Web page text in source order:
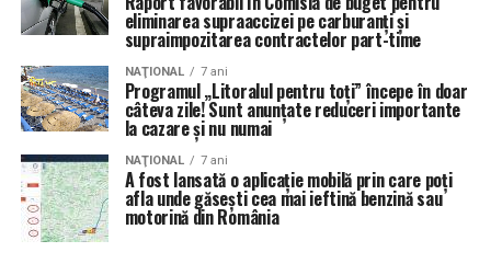
eliminarea supraaccizei pe carburanţi şi
supraimpozitarea contractelor part-time
NAŢIONAL 7 ani
Programul „Litoralul pentru toţi” începe în doar
câteva zile! Sunt anunțate reduceri importante
la cazare și nu numai
NAŢIONAL 7 ani
A fost lansată o aplicație mobilă prin care poţi
afla unde găsești cea mai ieftină benzină sau
motorină din România